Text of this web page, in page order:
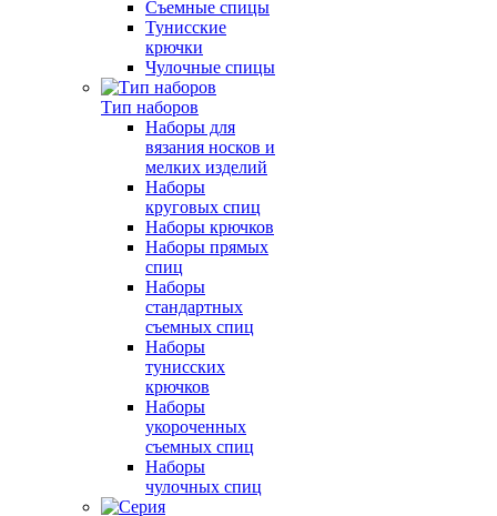
Съемные спицы
Тунисские
крючки
Чулочные спицы
Тип наборов
Наборы для
вязания носков и
мелких изделий
Наборы
круговых спиц
Наборы крючков
Наборы прямых
спиц
Наборы
стандартных
съемных спиц
Наборы
тунисских
крючков
Наборы
укороченных
съемных спиц
Наборы
чулочных спиц